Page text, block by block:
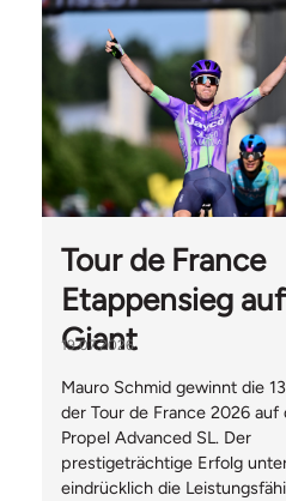
Tour de France
Etappensieg auf
Giant
19.07.2026
Mauro Schmid gewinnt die
der Tour de France 2026 auf
Propel Advanced SL. Der
prestigeträchtige Erfolg
eindrücklich die